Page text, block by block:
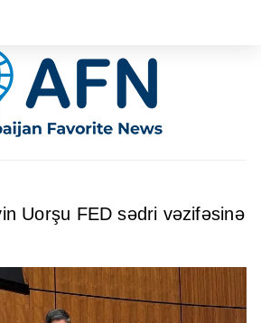
Uorşu FED sədri vəzifəsinə